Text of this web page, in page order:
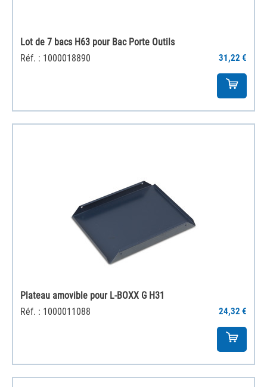
Lot de 7 bacs H63 pour Bac Porte Outils
Réf. : 1000018890
31,22 €
Plateau amovible pour L-BOXX G H31
Réf. : 1000011088
24,32 €